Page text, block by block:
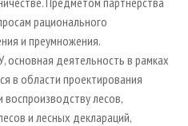
ПЛИТ
рационального
и преумножения.
основная деятельность в рамках
в области проектирования
лесов,
и лесных деклараций,